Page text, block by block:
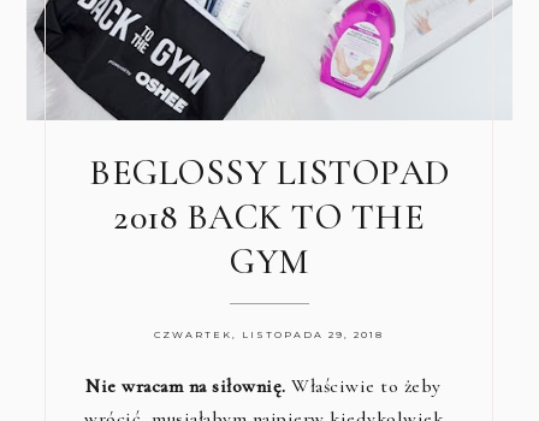
BEGLOSSY LISTOPAD
2018 BACK TO THE
GYM
CZWARTEK, LISTOPADA 29, 2018
Nie wracam na siłownię.Właściwie to żeby